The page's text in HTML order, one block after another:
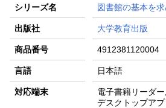
シリーズ名 図書館の基本を
出版社 大学教育出版
商品番号 4912381120004
言語 日本語
対応端末
電子書籍リーダ
デスクトップアプ